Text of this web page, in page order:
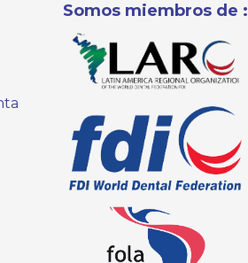
Somos miembros de :